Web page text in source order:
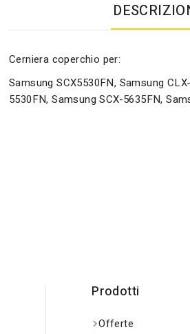
Cerniera coperchio per:
Samsung SCX5530FN, Samsung
5530FN, Samsung SCX-5635FN,
Prodotti
Offerte